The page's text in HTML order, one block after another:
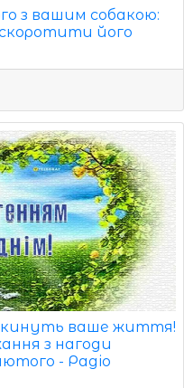
з вашим собакою:
його
ваше життя!
з нагоди
- Радіо